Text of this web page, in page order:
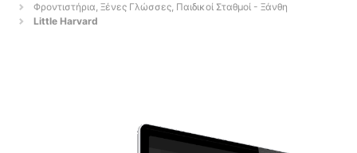
Φροντιστήρια, Ξένες Γλώσσες, Παιδικοί Σταθμοί - Ξάνθη
Little Harvard